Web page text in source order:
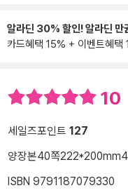
알라딘 30% 할인! 알라딘 만
카드혜택 15% + 이벤트혜
10
세일즈포인트 127
양장본40쪽222*200mm
ISBN 9791187079330